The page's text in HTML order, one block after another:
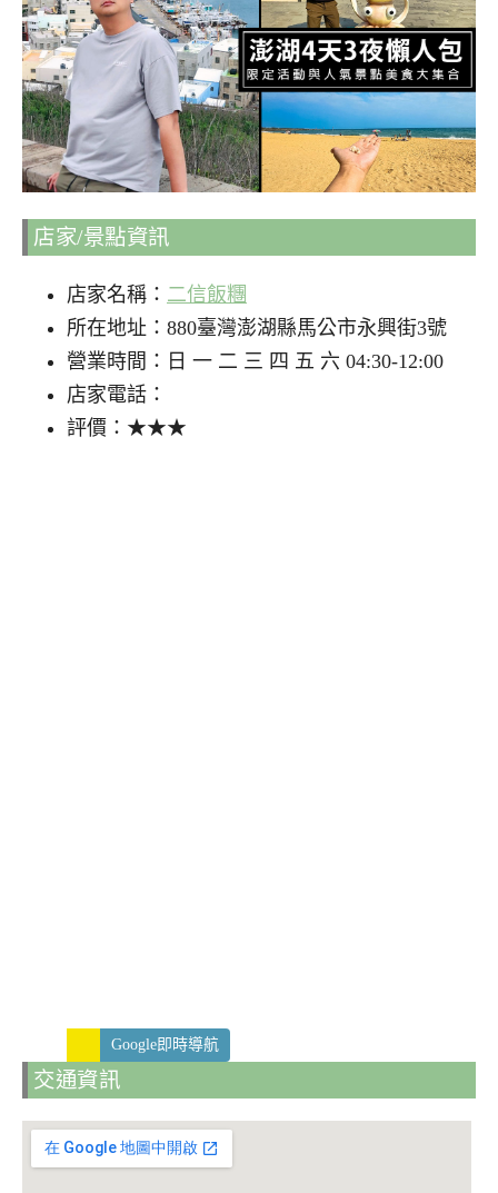
店家/景點資訊
店家名稱： 二信飯糰
所在地址：880臺灣澎湖縣馬公市永興街3號
營業時間：日 一 二 三 四 五 六 04:30-12:00
店家電話：
評價：★★★
Google即時導航
交通資訊